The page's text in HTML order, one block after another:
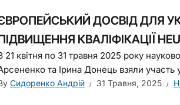
ДОСВІД ДЛЯ
КВАЛІФІКАЦІЇ
21 квітня по 31 травня 2025 року
та Ірина Донець взяли участь
Сидоренко Андрій 31 Травня, 2025